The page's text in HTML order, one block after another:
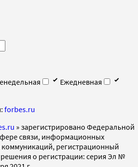
Ежедневная
forbes.ru
» зарегистрировано Федеральной
связи, информационных
коммуникаций, регистрационный
о регистрации: серия Эл №